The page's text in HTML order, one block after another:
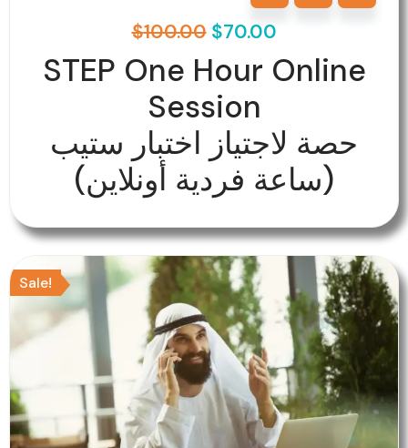
$100.00 $70.00
STEP One Hour Online
Session
حصة لاجتياز اختبار ستيب
(ساعة فردية أونلاين)
Sale!
Original
price
was:
$150.00.
Current
price
is:
$75.00.